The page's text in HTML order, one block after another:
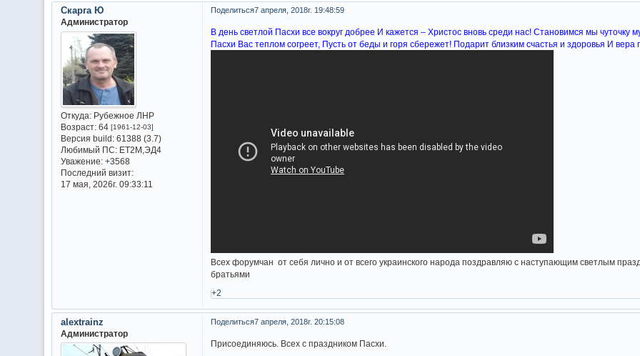
Поделиться7 апреля, 2018г. 19:48:59
Скарга Ю
Администратор
Откуда:Рубежное ЛНР
Возраст:64 [1961-12-03]
Версия build:61388 (3.7)
Любимый ПС:ET2M,ЭД4
Уважение: +3568
Последний визит:
17 мая, 2026г. 09:33:11
В день светлой Пасхи все вокруг добрее И кажется – Христос вновь среди нас! Становимся мы чуточку
Пасхи Вас теплом согреет, Пусть от беды и горя сбережет! Подарит близким счастья и здоровья И вера
Всех форумчан от себя лично и от всего украинского народа поздравляю с наступающим светлым
братьями
+2
Поделиться7 апреля, 2018г. 20:15:08
alextrainz
Администратор
Присоединяюсь. Всех с праздником Пасхи.